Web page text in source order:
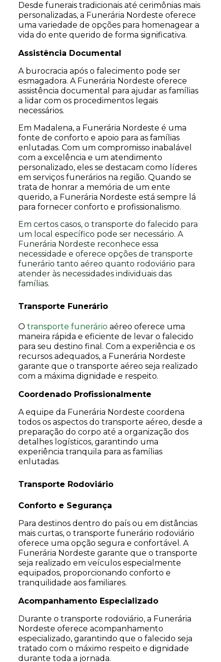
Desde funerais tradicionais até cerimônias mais
personalizadas, a Funerária Nordeste oferece
uma variedade de opções para homenagear a
vida do ente querido de forma significativa.
Assistência Documental
A burocracia após o falecimento pode ser
esmagadora. A Funerária Nordeste oferece
assistência documental para ajudar as famílias
a lidar com os procedimentos legais
necessários.
Em Madalena, a Funerária Nordeste é uma
fonte de conforto e apoio para as famílias
enlutadas. Com um compromisso inabalável
com a excelência e um atendimento
personalizado, eles se destacam como líderes
em serviços funerários na região. Quando se
trata de honrar a memória de um ente
querido, a Funerária Nordeste está sempre lá
para fornecer conforto e profissionalismo.
Em certos casos, o transporte do falecido para
um local específico pode ser necessário. A
Funerária Nordeste reconhece essa
necessidade e oferece opções de transporte
funerário tanto aéreo quanto rodoviário para
atender às necessidades individuais das
famílias.
Transporte Funerário
O transporte funerário aéreo oferece uma
maneira rápida e eficiente de levar o falecido
para seu destino final. Com a experiência e os
recursos adequados, a Funerária Nordeste
garante que o transporte aéreo seja realizado
com a máxima dignidade e respeito.
Coordenado Profissionalmente
A equipe da Funerária Nordeste coordena
todos os aspectos do transporte aéreo, desde a
preparação do corpo até a organização dos
detalhes logísticos, garantindo uma
experiência tranquila para as famílias
enlutadas.
Transporte Rodoviário
Conforto e Segurança
Para destinos dentro do país ou em distâncias
mais curtas, o transporte funerário rodoviário
oferece uma opção segura e confortável. A
Funerária Nordeste garante que o transporte
seja realizado em veículos especialmente
equipados, proporcionando conforto e
tranquilidade aos familiares.
Acompanhamento Especializado
Durante o transporte rodoviário, a Funerária
Nordeste oferece acompanhamento
especializado, garantindo que o falecido seja
tratado com o máximo respeito e dignidade
durante toda a jornada.